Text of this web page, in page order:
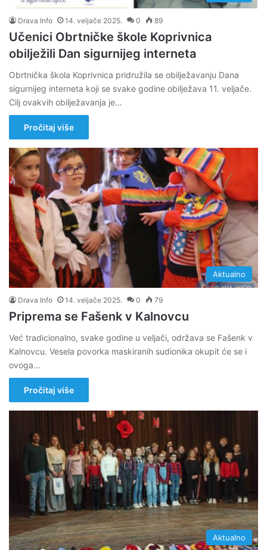
Drava Info 14. veljače 2025. 0 89
Učenici Obrtničke škole Koprivnica
obilježili Dan sigurnijeg interneta
Obrtnička škola Koprivnica pridružila se obilježavanju Dana
sigurnijeg interneta koji se svake godine obilježava 11. veljače.
Cilj ovakvih obilježavanja je…
Pročitaj više
Aktualno
Drava Info 14. veljače 2025. 0 79
Priprema se Fašenk v Kalnovcu
Već tradicionalno, svake godine u veljači, održava se Fašenk v
Kalnovcu. Vesela povorka maskiranih sudionika okupit će se i
ovoga…
Pročitaj više
Aktualno